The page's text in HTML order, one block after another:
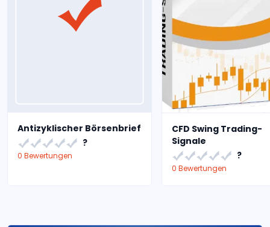
Antizyklischer Börsenbrief
?
0 Bewertungen
CFD Swing Trading-
Signale
?
0 Bewertungen